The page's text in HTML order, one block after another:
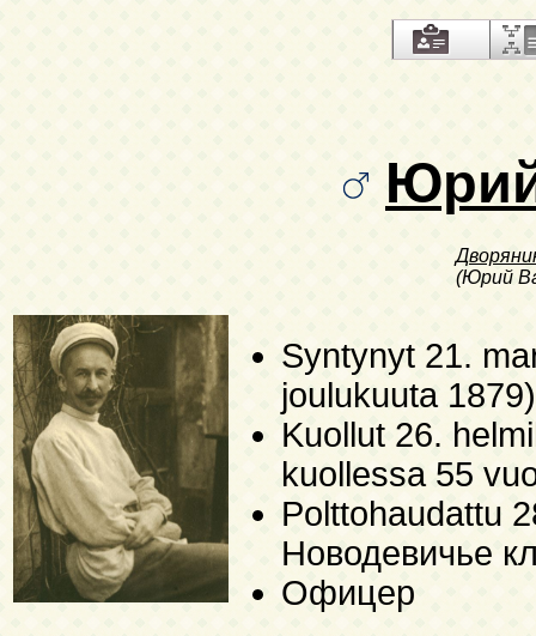
(Юрий
Syntynyt 21.
joulukuuta 1879)
Kuollut 26.
kuollessa 55
Polttohaudattu
Новодевичье
Офицер